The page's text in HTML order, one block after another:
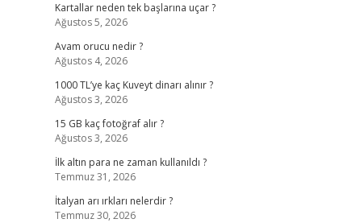
Kartallar neden tek başlarına uçar ?
Ağustos 5, 2026
Avam orucu nedir ?
Ağustos 4, 2026
1000 TL’ye kaç Kuveyt dinarı alınır ?
Ağustos 3, 2026
15 GB kaç fotoğraf alır ?
Ağustos 3, 2026
İlk altın para ne zaman kullanıldı ?
Temmuz 31, 2026
İtalyan arı ırkları nelerdir ?
Temmuz 30, 2026